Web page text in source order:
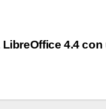
LibreOffice 4.4